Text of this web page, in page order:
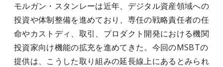
モルガン・スタンレーは近年、デジタル資産領域への
投資や体制整備を進めており、専任の戦略責任者の任
命やカストディ、取引、プロダクト開発における機関
投資家向け機能の拡充を進めてきた。今回のMSBTの
提供は、こうした取り組みの延長線上にあるとみられ